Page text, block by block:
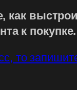
как
к покупке.
то